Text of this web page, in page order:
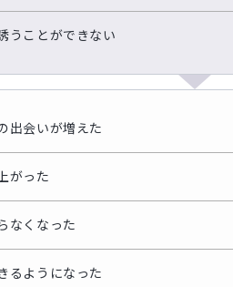
うことができない
出会いが増えた
がった
なくなった
るようになった